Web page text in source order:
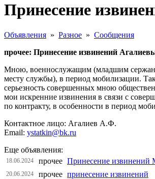
Принесение
Объявления » Разное » Сообщения
прочее: Принесение извинений
Мною, военнослужащим (младшим
месту службы), в период мобилизации.
серьезность совершенных мною
мои искренние извинения в связи с
по контракту, в особенности в период
Контактное лицо: Агалиев А.Ф.
Email: ystatkin@bk.ru
Еще объявления:
18.06.2024 прочее Принесение
20.06.2024 прочее принесение извинений